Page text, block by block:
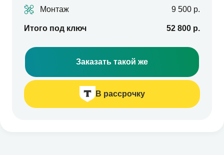
Монтаж 9 500 р.
Итого под ключ 52 800 р.
Заказать такой же
В рассрочку